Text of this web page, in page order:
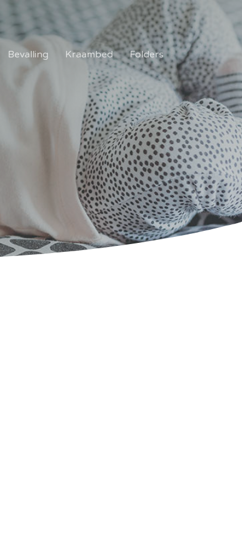
Bevalling Kraambed Folders